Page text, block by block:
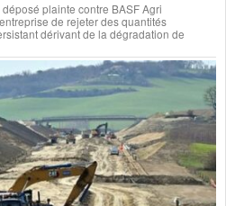
plainte contre BASF Agri
de rejeter des quantités
dérivant de la dégradation de